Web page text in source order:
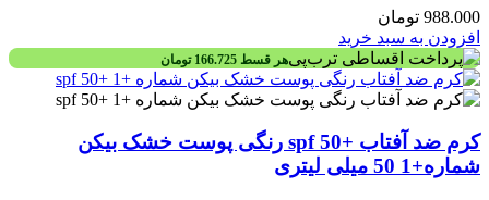
988.000 تومان
افزودن به سبد خرید
هر قسط 166.725 تومان
کرم ضد آفتاب +spf 50 رنگی پوست خشک بیکن
شماره+1 50 میلی لیتری